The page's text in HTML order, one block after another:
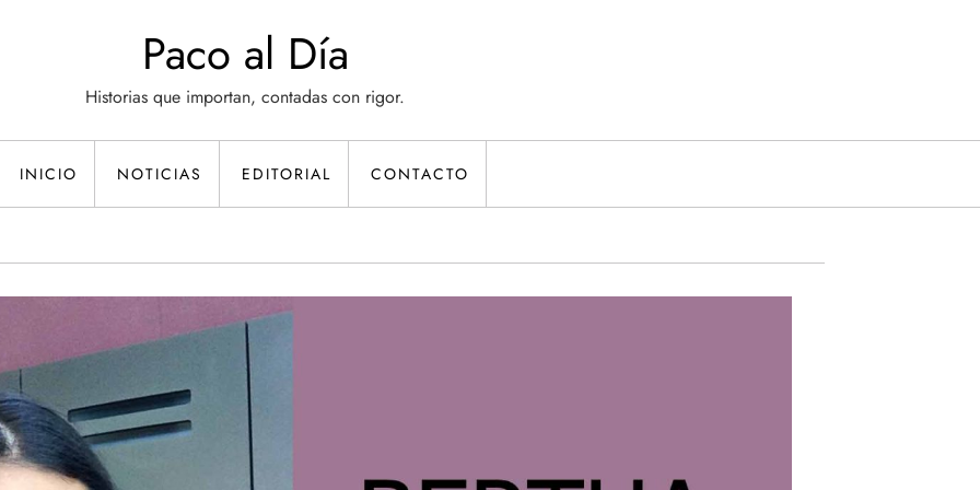
Paco al Día
Historias que importan, contadas con rigor.
INICIO NOTICIAS EDITORIAL CONTACTO